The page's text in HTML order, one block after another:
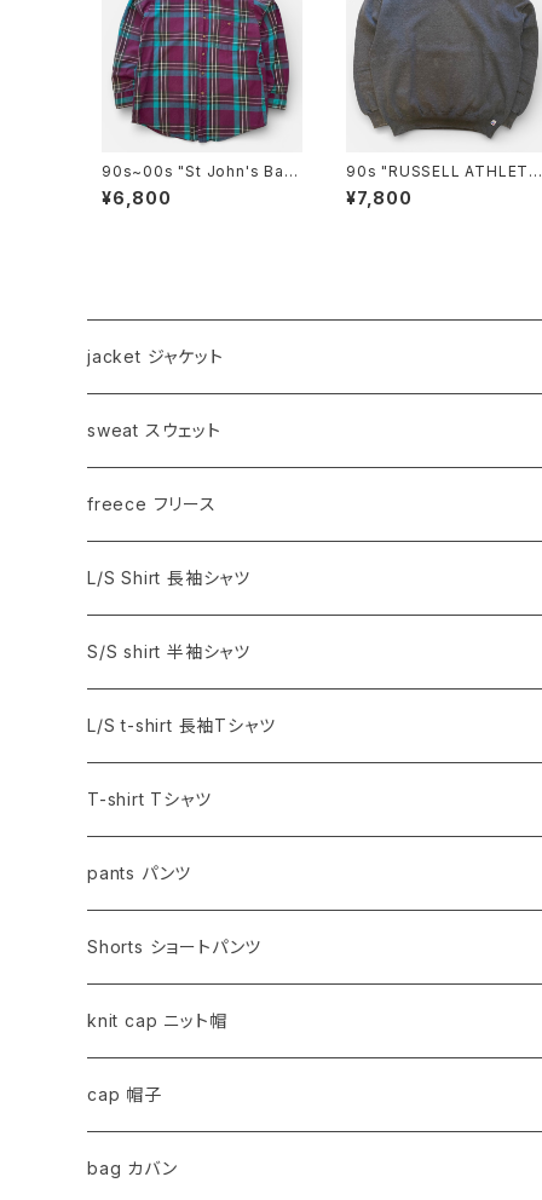
90s~00s "St John's Bay"
L/S Flannel Shirt セントジ
ョンズベイフランネルシャツ
¥6,800
90s "RUSSELL ATHLETI
C" plain sweat ラッセル ア
スレチック スウェット [XXL]
¥7,800
jacket ジャケット
sweat スウェット
freece フリース
L/S Shirt 長袖シャツ
S/S shirt 半袖シャツ
L/S t-shirt 長袖Tシャツ
T-shirt Tシャツ
pants パンツ
Shorts ショートパンツ
knit cap ニット帽
cap 帽子
bag カバン